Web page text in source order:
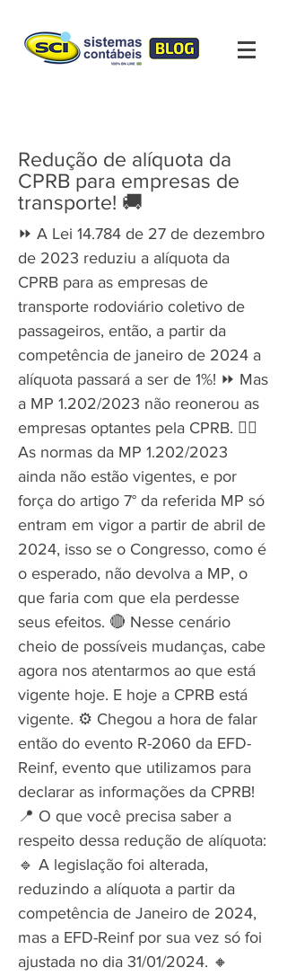
Redução de alíquota da
CPRB para empresas de
transporte! 🚚
⏩ A Lei 14.784 de 27 de dezembro
de 2023 reduziu a alíquota da
CPRB para as empresas de
transporte rodoviário coletivo de
passageiros, então, a partir da
competência de janeiro de 2024 a
alíquota passará a ser de 1%! ⏩ Mas
a MP 1.202/2023 não reonerou as
empresas optantes pela CPRB. ✍🏻️
As normas da MP 1.202/2023
ainda não estão vigentes, e por
força do artigo 7° da referida MP só
entram em vigor a partir de abril de
2024, isso se o Congresso, como é
o esperado, não devolva a MP, o
que faria com que ela perdesse
seus efeitos. 🔴 Nesse cenário
cheio de possíveis mudanças, cabe
agora nos atentarmos ao que está
vigente hoje. E hoje a CPRB está
vigente. ⚙️ Chegou a hora de falar
então do evento R-2060 da EFD-
Reinf, evento que utilizamos para
declarar as informações da CPRB!
📍 O que você precisa saber a
respeito dessa redução de alíquota:
🔹 A legislação foi alterada,
reduzindo a alíquota a partir da
competência de Janeiro de 2024,
mas a EFD-Reinf por sua vez só foi
ajustada no dia 31/01/2024. 🔸